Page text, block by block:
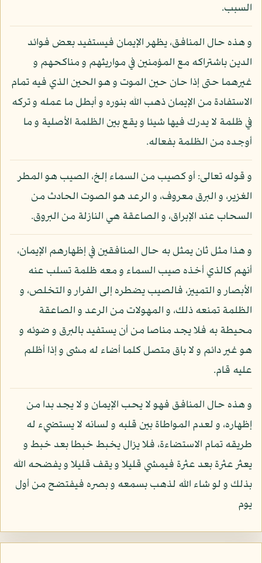
السبب.
و هذه حال المنافق، يظهر الإيمان فيستفيد بعض فوائد
الدين باشتراكه مع المؤمنين في مواريثهم و مناكحهم و
غيرهما حتى إذا حان حين الموت و هو الحين الذي فيه تمام
الاستفادة من الإيمان ذهب الله بنوره و أبطل ما عمله و تركه
في ظلمة لا يدرك فيها شيئا و يقع بين الظلمة الأصلية و ما
أوجده من الظلمة بفعاله.
و قوله تعالى: أو كصيب من السماء إلخ، الصيب هو المطر
الغزير، و البرق معروف، و الرعد هو الصوت الحادث من
السحاب عند الإبراق، و الصاعقة هي النازلة من البروق.
و هذا مثل ثان يمثل به حال المنافقين في إظهارهم الإيمان،
أنهم كالذي أخذه صيب السماء و معه ظلمة تسلب عنه
الأبصار و التمييز، فالصيب يضطره إلى الفرار و التخلص، و
الظلمة تمنعه ذلك، و المهولات من الرعد و الصاعقة
محيطة به فلا يجد مناصا من أن يستفيد بالبرق و ضوئه و
هو غير دائم و لا باق متصل كلما أضاء له مشى و إذا أظلم
عليه قام.
و هذه حال المنافق فهو لا يحب الإيمان و لا يجد بدا من
إظهاره، و لعدم المواطاة بين قلبه و لسانه لا يستضيء له
طريقه تمام الاستضاءة، فلا يزال يخبط خبطا بعد خبط و
يعثر عثرة بعد عثرة فيمشي قليلا و يقف قليلا و يفضحه الله
بذلك و لو شاء الله لذهب بسمعه و بصره فيفتضح من أول
يوم